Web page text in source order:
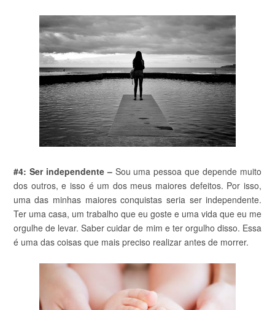
#4: Ser independente – Sou uma pessoa que depende muito
dos outros, e isso é um dos meus maiores defeitos. Por isso,
uma das minhas maiores conquistas seria ser independente.
Ter uma casa, um trabalho que eu goste e uma vida que eu me
orgulhe de levar. Saber cuidar de mim e ter orgulho disso. Essa
é uma das coisas que mais preciso realizar antes de morrer.